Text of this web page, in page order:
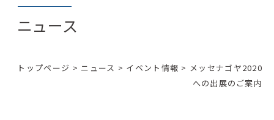
ニュース
トップページ > ニュース > イベント情報 > メッセナゴヤ2020
への出展のご案内